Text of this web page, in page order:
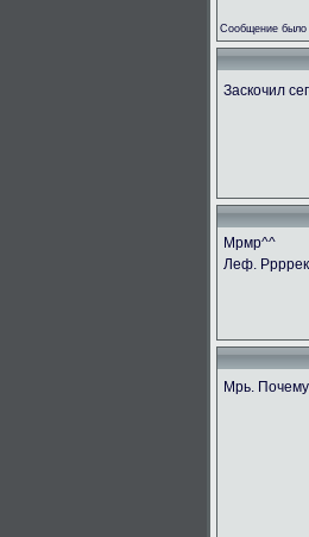
Сообщение было
Заскочил
Мрмр^^
Леф.
Мрь.